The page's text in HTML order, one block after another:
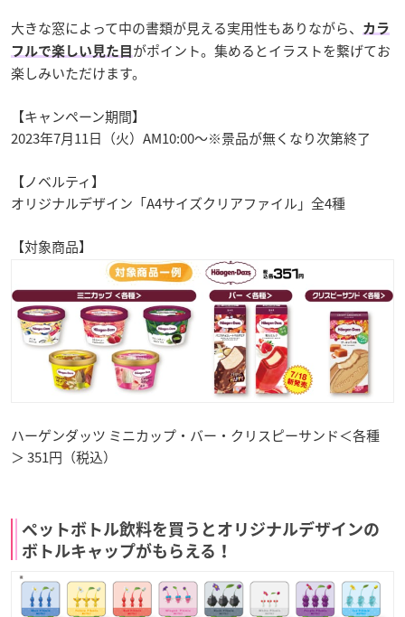
大きな窓によって中の書類が見える実用性もありながら、
カラ
フルで楽しい見た目 がポイント。集めるとイラストを繋げてお
楽しみいただけます。
【キャンペーン期間】
2023年7月11日（火）AM10:00～※景品が無くなり次第終了
【ノベルティ】
オリジナルデザイン「A4サイズクリアファイル」全4種
【対象商品】
ハーゲンダッツ ミニカップ・バー・クリスピーサンド＜各種
＞ 351円（税込）
ペットボトル飲料を買うとオリジナルデザインの
ボトルキャップがもらえる！